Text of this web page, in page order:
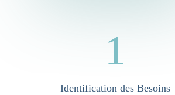
1
Identification des Besoins